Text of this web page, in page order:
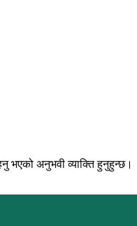
भएको अनुभवी व्याक्ति हुनुहुन्छ।